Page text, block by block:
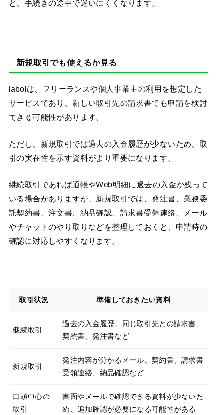
と、手続きの途中で迷いにくくなります。
新規取引でも使えるか見る
labolは、フリーランスや個人事業主の利用を想定した
サービスであり、新しい取引先の請求書でも申請を検討
できる可能性があります。
ただし、新規取引では過去の入金履歴が少ないため、取
引の実在性を示す資料がより重要になります。
継続取引であれば通帳やWeb明細に過去の入金が残って
いる場合がありますが、新規取引では、発注書、業務委
託契約書、注文書、納品確認、請求書受領連絡、メール
やチャットのやり取りなどを整理しておくと、申請時の
確認に対応しやすくなります。
取引状況 準備しておきたい資料
継続取引
過去の入金履歴、同じ取引先との請求書、
契約書、発注書など
新規取引
発注内容が分かるメール、契約書、請求書
受領連絡、納品確認など
口頭中心の
取引
書面やメールで確認できる資料が少ないた
め、追加確認が必要になる可能性がある